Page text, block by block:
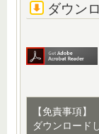
ダウン
【免責事項】
ダウンロード